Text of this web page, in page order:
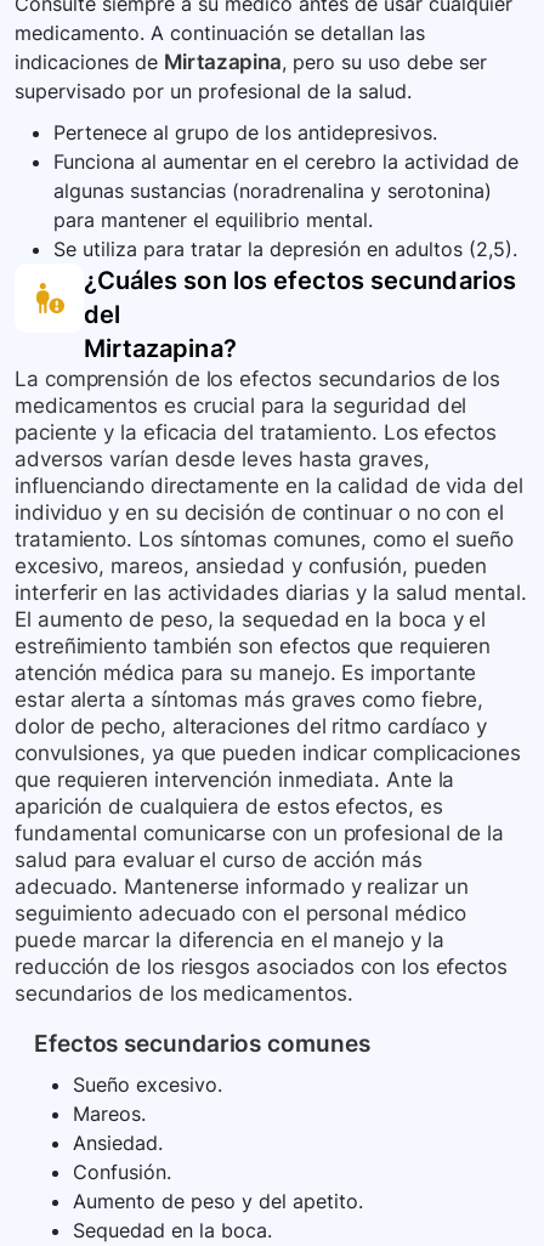
su médico, especialmente si nota cambios en su
estado de ánimo, comportamiento, o si tiene
pensamientos suicidas. Use este medicamento
exactamente como se le ha prescrito.
medicamento. A continuación se detallan las
indicaciones de Mirtazapina, pero su uso debe ser
supervisado por un profesional de la salud.
Pertenece al grupo de los antidepresivos.
Funciona al aumentar en el cerebro la actividad de
algunas sustancias (noradrenalina y serotonina)
para mantener el equilibrio mental.
Se utiliza para tratar la depresión en adultos (2,5).
¿Cuáles son los efectos secundarios
del
Mirtazapina?
La comprensión de los efectos secundarios de los
medicamentos es crucial para la seguridad del
paciente y la eficacia del tratamiento. Los efectos
adversos varían desde leves hasta graves,
influenciando directamente en la calidad de vida del
individuo y en su decisión de continuar o no con el
tratamiento. Los síntomas comunes, como el sueño
excesivo, mareos, ansiedad y confusión, pueden
interferir en las actividades diarias y la salud mental.
El aumento de peso, la sequedad en la boca y el
estreñimiento también son efectos que requieren
atención médica para su manejo. Es importante
estar alerta a síntomas más graves como fiebre,
dolor de pecho, alteraciones del ritmo cardíaco y
convulsiones, ya que pueden indicar complicaciones
que requieren intervención inmediata. Ante la
aparición de cualquiera de estos efectos, es
fundamental comunicarse con un profesional de la
salud para evaluar el curso de acción más
adecuado. Mantenerse informado y realizar un
seguimiento adecuado con el personal médico
puede marcar la diferencia en el manejo y la
reducción de los riesgos asociados con los efectos
secundarios de los medicamentos.
Efectos secundarios comunes
Sueño excesivo.
Mareos.
Ansiedad.
Confusión.
Aumento de peso y del apetito.
Sequedad en la boca.